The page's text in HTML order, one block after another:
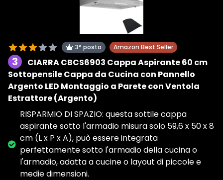
3° posto Amazon Best Seller
3
CIARRA CBCS6903 Cappa Aspirante 60 cm
Sottopensile Cappa da Cucina con Pannello
Argento LED Montaggio a Parete con Ventola
Estrattore (Argento)
RISPARMIO DI SPAZIO: questa sottile cappa
aspirante sotto l'armadio misura solo 59,6 x 50 x 8
cm (L x P x A), può essere integrata
perfettamente sotto l'armadio della cucina o
l'armadio, adatta a cucine o layout di piccole e
medie dimensioni.